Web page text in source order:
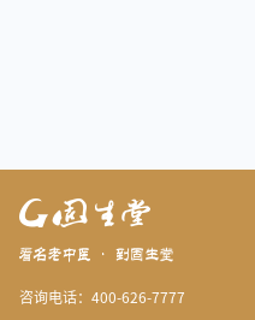
咨询电话：400-626-7777